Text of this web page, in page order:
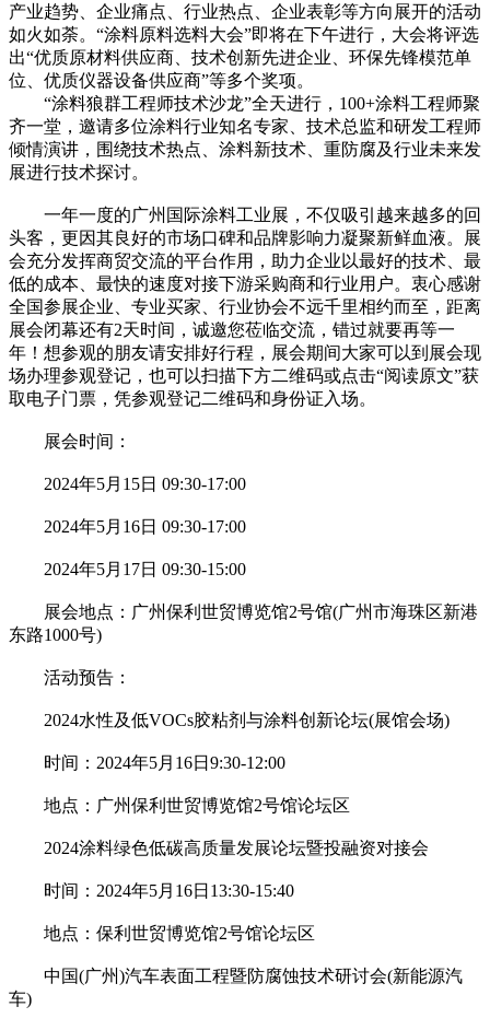
产业趋势、企业痛点、行业热点、企业表彰等方向展开的活动
如火如荼。“涂料原料选料大会”即将在下午进行，大会将评选
出“优质原材料供应商、技术创新先进企业、环保先锋模范单
位、优质仪器设备供应商”等多个奖项。
“涂料狼群工程师技术沙龙”全天进行，100+涂料工程师聚
齐一堂，邀请多位涂料行业知名专家、技术总监和研发工程师
倾情演讲，围绕技术热点、涂料新技术、重防腐及行业未来发
展进行技术探讨。
一年一度的广州国际涂料工业展，不仅吸引越来越多的回
头客，更因其良好的市场口碑和品牌影响力凝聚新鲜血液。展
会充分发挥商贸交流的平台作用，助力企业以最好的技术、最
低的成本、最快的速度对接下游采购商和行业用户。衷心感谢
全国参展企业、专业买家、行业协会不远千里相约而至，距离
展会闭幕还有2天时间，诚邀您莅临交流，错过就要再等一
年！想参观的朋友请安排好行程，展会期间大家可以到展会现
场办理参观登记，也可以扫描下方二维码或点击“阅读原文”获
取电子门票，凭参观登记二维码和身份证入场。
展会时间：
2024年5月15日 09:30-17:00
2024年5月16日 09:30-17:00
2024年5月17日 09:30-15:00
展会地点：广州保利世贸博览馆2号馆(广州市海珠区新港
东路1000号)
活动预告：
2024水性及低VOCs胶粘剂与涂料创新论坛(展馆会场)
时间：2024年5月16日9:30-12:00
地点：广州保利世贸博览馆2号馆论坛区
2024涂料绿色低碳高质量发展论坛暨投融资对接会
时间：2024年5月16日13:30-15:40
地点：保利世贸博览馆2号馆论坛区
中国(广州)汽车表面工程暨防腐蚀技术研讨会(新能源汽
车)